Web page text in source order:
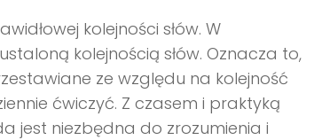
kolejności słów. W
kolejnością słów. Oznacza to,
ze względu na kolejność
ćwiczyć. Z czasem i praktyką
jest niezbędna do zrozumienia i